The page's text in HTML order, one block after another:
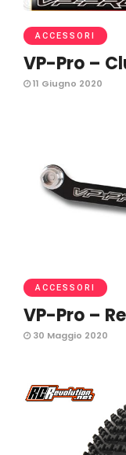
ACCESSORI
VP-Pro –
11 Giugno 2020
ACCESSORI
VP-Pro –
30 Maggio 2020